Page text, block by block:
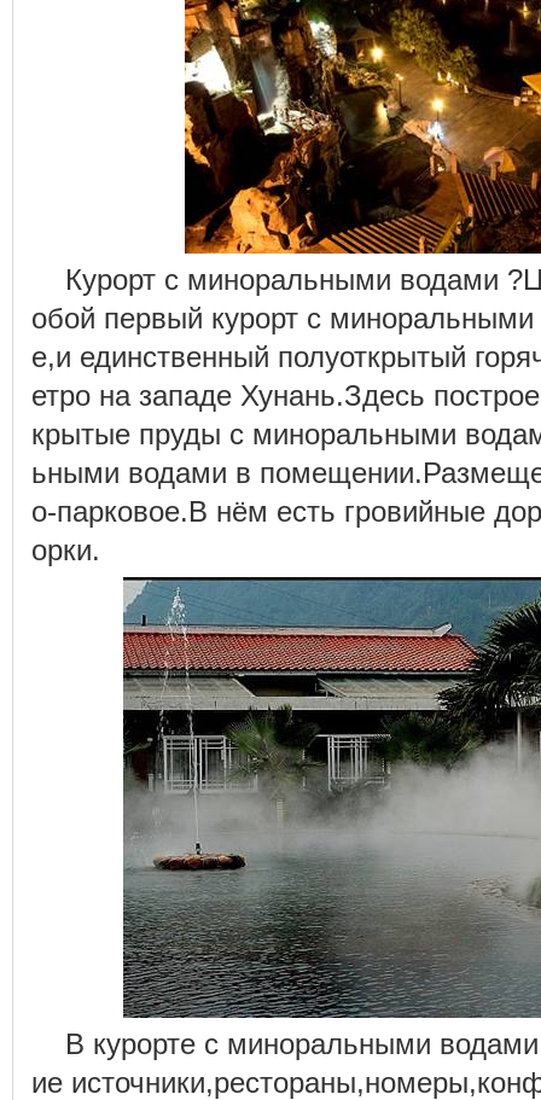
Курорт с миноральными водами
обой первый курорт с
е,и единственный полуоткрытый
етро на западе Хунань.Здесь
крытые пруды с миноральными
ьными водами в
о-парковое.В нём есть гровийные
орки.
В курорте с миноральными
ие